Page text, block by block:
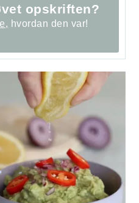
opskriften?
hvordan den var!